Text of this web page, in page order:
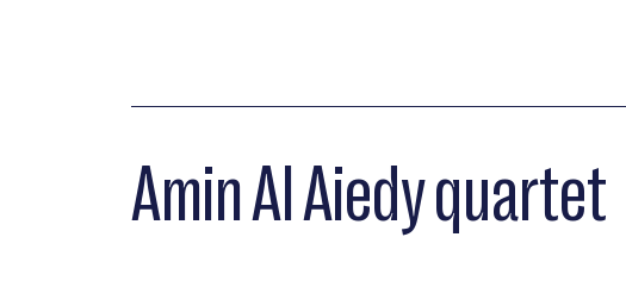
Amin Al Aiedy quartet